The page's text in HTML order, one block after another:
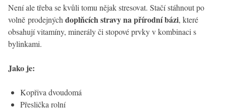
Není ale třeba se kvůli tomu nějak stresovat. Stačí stáhnout po
volně prodejných doplňcích stravy na přírodní bázi, které
obsahují vitamíny, minerály či stopové prvky v kombinaci s
bylinkami.
Jako je:
Kopřiva dvoudomá
Přeslička rolní